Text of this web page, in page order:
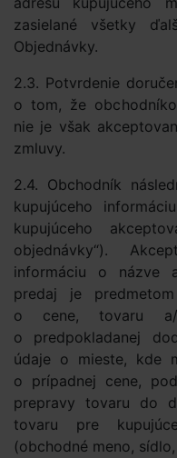
zasielané všetky
Objednávky.
2.3. Potvrdenie
o tom, že
nie je však
zmluvy.
2.4. Obchodník
kupujúceho
kupujúceho
objednávky“).
informáciu o názve
predaj je
o cene, tovaru a/
o predpokladanej
údaje o mieste, kde
o prípadnej cene,
prepravy tovaru do
tovaru pre
(obchodné meno,